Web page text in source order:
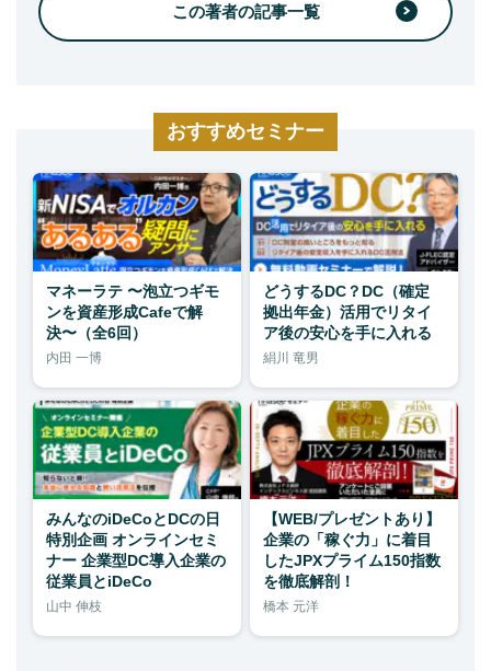
この著者の記事一覧
おすすめセミナー
マネーラテ 〜泡立つギモ
ンを資産形成Cafeで解
決〜（全6回）
内田 一博
どうするDC？DC（確定
拠出年金）活用でリタイ
ア後の安心を手に入れる
絹川 竜男
みんなのiDeCoとDCの日
特別企画 オンラインセミ
ナー 企業型DC導入企業の
従業員とiDeCo
山中 伸枝
【WEB/プレゼントあり】
企業の「稼ぐ力」に着目
したJPXプライム150指数
を徹底解剖！
橋本 元洋